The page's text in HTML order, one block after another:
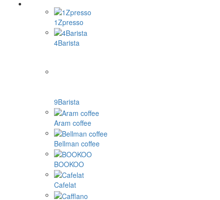
1Zpresso
4Barista
9Barista
Aram coffee
Bellman coffee
BOOKOO
Cafelat